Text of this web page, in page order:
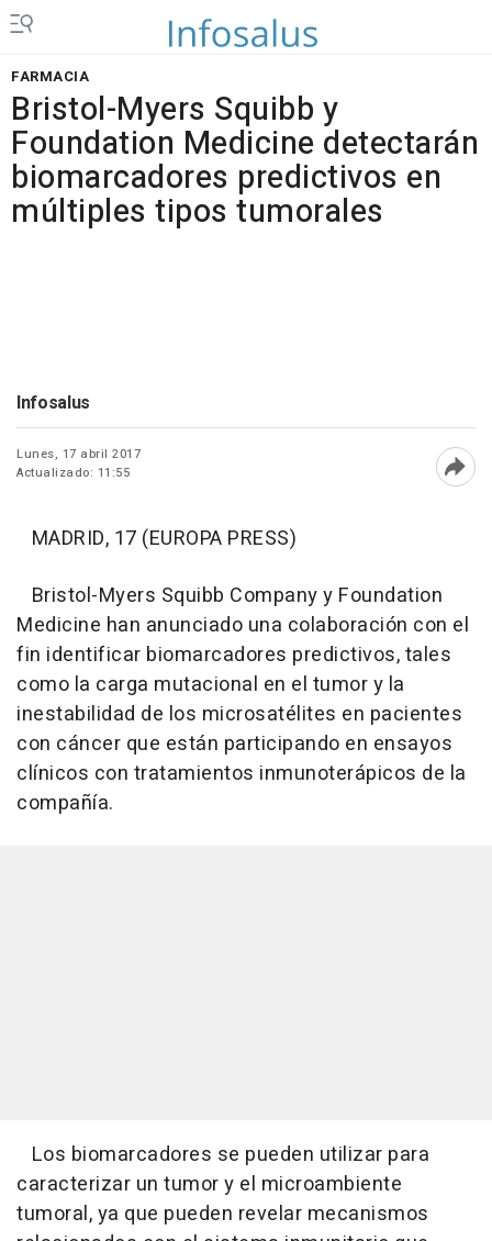
FARMACIA
Bristol-Myers Squibb y
Foundation Medicine detectarán
biomarcadores predictivos en
múltiples tipos tumorales
Infosalus
Lunes, 17 abril 2017
Actualizado: 11:55
MADRID, 17 (EUROPA PRESS)
Bristol-Myers Squibb Company y Foundation
Medicine han anunciado una colaboración con el
fin identificar biomarcadores predictivos, tales
como la carga mutacional en el tumor y la
inestabilidad de los microsatélites en pacientes
con cáncer que están participando en ensayos
clínicos con tratamientos inmunoterápicos de la
compañía.
Los biomarcadores se pueden utilizar para
caracterizar un tumor y el microambiente
tumoral, ya que pueden revelar mecanismos